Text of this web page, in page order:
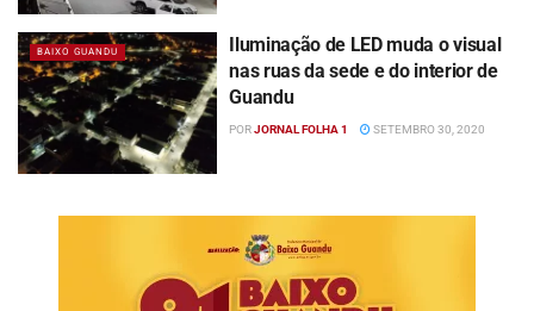
BAIXO GUANDU
Iluminação de LED muda o visual
nas ruas da sede e do interior de
Guandu
PORJORNAL FOLHA 1 SETEMBRO 30, 2020